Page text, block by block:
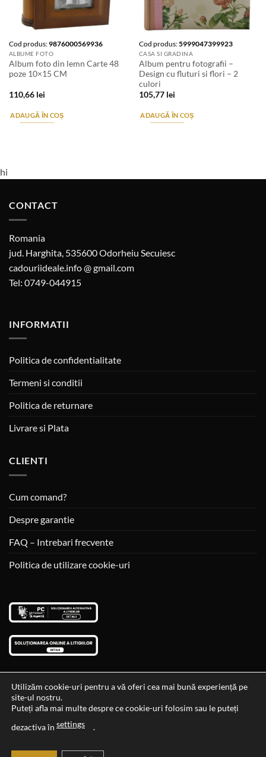
Cod produs:9876000569936
ALBUME FOTO
Album foto din lemn Carte 48
poze 10×15 CM
110,66 lei
ADAUGĂ ÎN COȘ
Cod produs:5999047399923
CASA SI GRADINA
Album pentru fotografii –
Design cu fluturi si flori – 2
culori
105,77 lei
ADAUGĂ ÎN COȘ
hi
CONTACT
Romania
jud. Harghita, 535600 Odorheiu Secuiesc
cadouriideale.info @ gmail.com
Tel: 0749-044915
INFORMATII
Politica de confidentialitate
Termeni si conditii
Politica de returnare
Livrare si Plata
CLIENTI
Cum comand?
Despre garantie
FAQ – Intrebari frecvente
Politica de utilizare cookie-uri
Data si ora ultimei actualizari al stocului si ale preturilor: 29-12-
Utilizăm cookie-uri pentru a vă oferi cea mai bună experiență pe
site-ul nostru.
Puteți afla mai multe despre ce cookie-uri folosim sau le puteți
dezactiva în settings .